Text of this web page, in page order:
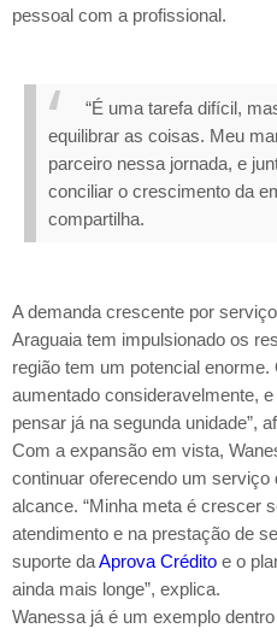
pessoal com a profissional.
“É uma tarefa difícil,
equilibrar as coisas. Meu
parceiro nessa jornada, e
conciliar o crescimento da
compartilha.
A demanda crescente por
Araguaia tem impulsionado os
região tem um potencial
aumentado consideravelmente,
pensar já na segunda unidade”,
Com a expansão em vista,
continuar oferecendo um serviço
alcance. “Minha meta é crescer
atendimento e na prestação de
suporte daAprova Crédito e o
ainda mais longe”, explica.
Wanessa já é um exemplo